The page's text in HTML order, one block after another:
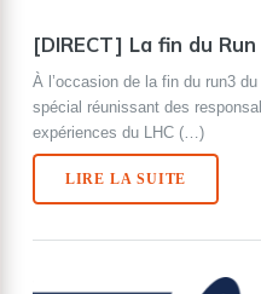
[DIRECT] La fin du Run
À l’occasion de la fin du run3
spécial réunissant des
expériences du LHC (…)
LIRE LA SUITE